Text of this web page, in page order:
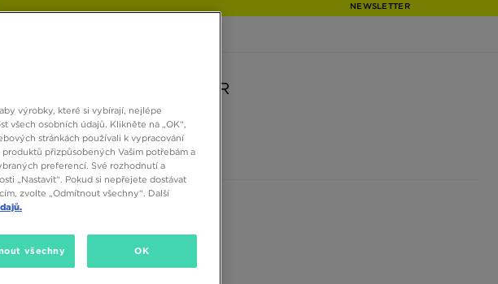
NEWSLETTER
NIKE CITY REP TR
1490 Kč
Vyberte velikost
výrobky, které si vybírají, nejlépe
osobních údajů. Klikněte na „OK“,
stránkách používali k vypracování
přizpůsobených Vašim potřebám a
preferencí. Své rozhodnutí a
„Nastavit“. Pokud si nepřejete dostávat
zvolte „Odmítnout všechny“. Další
všechny OK